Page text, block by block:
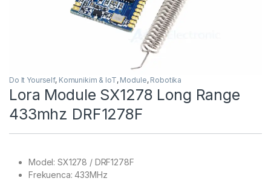
Do It Yourself, Komunikim & IoT, Module, Robotika
Lora Module SX1278 Long Range
433mhz DRF1278F
Model: SX1278 / DRF1278F
Frekuenca: 433MHz